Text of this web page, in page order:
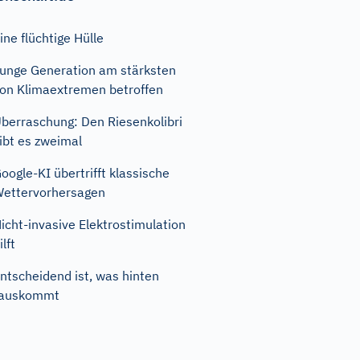
flüchtige Hülle
Generation am stärksten
Klimaextremen betroffen
Den Riesenkolibri
es zweimal
KI übertrifft klassische
invasive Elektrostimulation
ist, was hinten